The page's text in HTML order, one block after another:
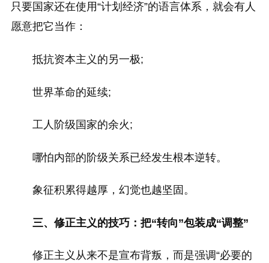
只要国家还在使用“计划经济”的语言体系，就会有人
愿意把它当作：
抵抗资本主义的另一极;
世界革命的延续;
工人阶级国家的余火;
哪怕内部的阶级关系已经发生根本逆转。
象征积累得越厚，幻觉也越坚固。
三、修正主义的技巧：把“转向”包装成“调整”
修正主义从来不是宣布背叛，而是强调“必要的